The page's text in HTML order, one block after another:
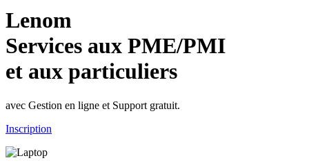
Lenom
Services aux PME/PMI
et aux particuliers
avec Gestion en ligne et Support gratuit.
Inscription